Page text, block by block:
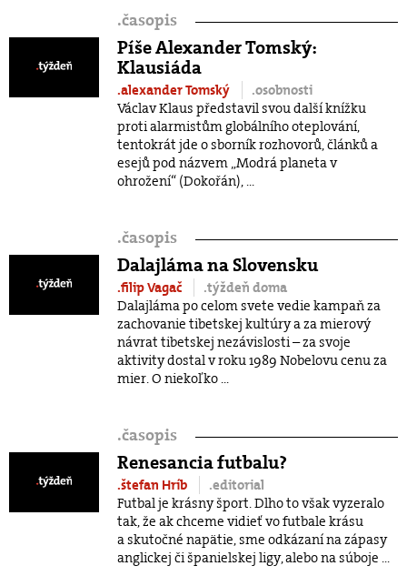
.časopis
Píše Alexander Tomský:
Klausiáda
.alexander Tomský
.osobnosti
Václav Klaus představil svou další knížku
proti alarmistům globálního oteplování,
tentokrát jde o sborník rozhovorů, článků a
esejů pod názvem „Modrá planeta v
ohrožení“ (Dokořán), ...
.časopis
Dalajláma na Slovensku
.filip Vagač
.týždeň doma
Dalajláma po celom svete vedie kampaň za
zachovanie tibetskej kultúry a za mierový
návrat tibetskej nezávislosti – za svoje
aktivity dostal v roku 1989 Nobelovu cenu za
mier. O niekoľko ...
.časopis
Renesancia futbalu?
.štefan Hríb
.editorial
Futbal je krásny šport. Dlho to však vyzeralo
tak, že ak chceme vidieť vo futbale krásu
a skutočné napätie, sme odkázaní na zápasy
anglickej či španielskej ligy, alebo na súboje ...